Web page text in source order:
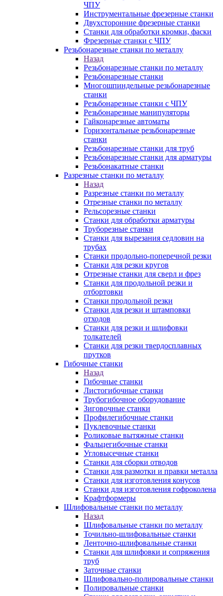
ЧПУ
Инструментальные фрезерные станки
Двухсторонние фрезерные станки
Станки для обработки кромки, фаски
Фрезерные станки с ЧПУ
Резьбонарезные станки по металлу
Назад
Резьбонарезные станки по металлу
Резьбонарезные станки
Многошпиндельные резьбонарезные
станки
Резьбонарезные станки с ЧПУ
Резьбонарезные манипуляторы
Гайконарезные автоматы
Горизонтальные резьбонарезные
станки
Резьбонарезные станки для труб
Резьбонарезные станки для арматуры
Резьбонакатные станки
Разрезные станки по металлу
Назад
Разрезные станки по металлу
Отрезные станки по металлу
Рельсорезные станки
Станки для обработки арматуры
Труборезные станки
Станки для вырезания седловин на
трубаx
Станки продольно-поперечной резки
Станки для резки кругов
Отрезные станки для сверл и фрез
Станки для продольной резки и
отбортовки
Станки продольной резки
Станки для резки и штамповки
отходов
Станки для резки и шлифовки
толкателей
Станки для резки твердосплавных
прутков
Гибочные станки
Назад
Гибочные станки
Листогибочные станки
Трубогибочное оборудование
Зиговочные станки
Профилегибочные станки
Пуклевочные станки
Роликовые вытяжные станки
Фальцегибочные станки
Угловысечные станки
Станки для сборки отводов
Станки для размотки и правки металла
Станки для изготовления конусов
Станки для изготовления гофроколена
Крафтформеры
Шлифовальные станки по металлу
Назад
Шлифовальные станки по металлу
Точильно-шлифовальные станки
Ленточно-шлифовальные станки
Станки для шлифовки и сопряжения
труб
Заточные станки
Шлифовально-полировальные станки
Полировальные станки